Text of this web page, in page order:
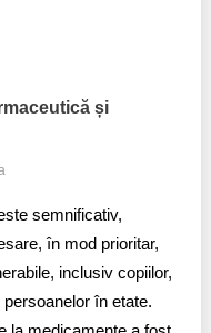
și
semnificativ,
în mod prioritar,
inclusiv copiilor,
în etate.